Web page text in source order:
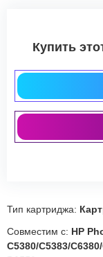
Купить
Тип картриджа:
Совместим с: HP
C5380/C5383/